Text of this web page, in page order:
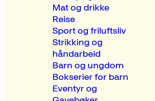
Mat og drikke
Reise
Sport og friluftsliv
Strikking og
håndarbeid
Barn og ungdom
Bokserier for barn
Eventyr og